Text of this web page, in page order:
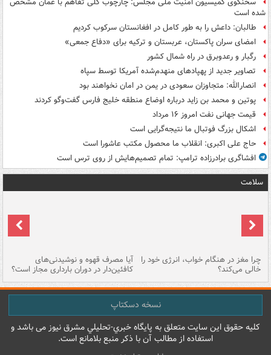
شده است
طالبان: داعش را به طور کامل در افغانستان سرکوب کردیم
امضای سران پاکستان، عربستان و ترکیه برای «دفاع جمعی»
رگبار و رعدوبرق در راه شمال کشور
تصاویر جدید از پهپادهای منهدم‌شده آمریکا توسط سپاه
انصارالله: متجاوزان سعودی در یمن در امان نخواهند بود
پوتین و محمد بن زاید درباره اوضاع منطقه خلیج فارس گفت‌وگو کردند
قیمت جهانی نفت امروز ۱۶ مرداد
اشکال بزرگ فوتبال ما نتیجه‌گرایی است
حاج علی اکبری: انقلاب ما محصول مکتب عاشورا است
افشاگری برادرزاده ترامپ: تمام تصمیم‌هایش از روی ترس است
سلامت
چرا مغز در هنگام خواب، انرژی خود را
خالی می‌کند؟
آیا مصرف قهوه و نوشیدنی‌های
کافئین‌دار در دوران بارداری مجاز است؟
نسخه دسکتاپ
کليه حقوق اين سايت متعلق به پایگاه خبري-تحليلي مشرق نيوز می باشد و
استفاده از مطالب آن با ذکر منبع بلامانع است.